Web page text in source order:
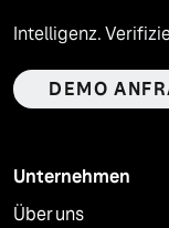
Intelligenz.
DEMO
Unternehmen
Über uns